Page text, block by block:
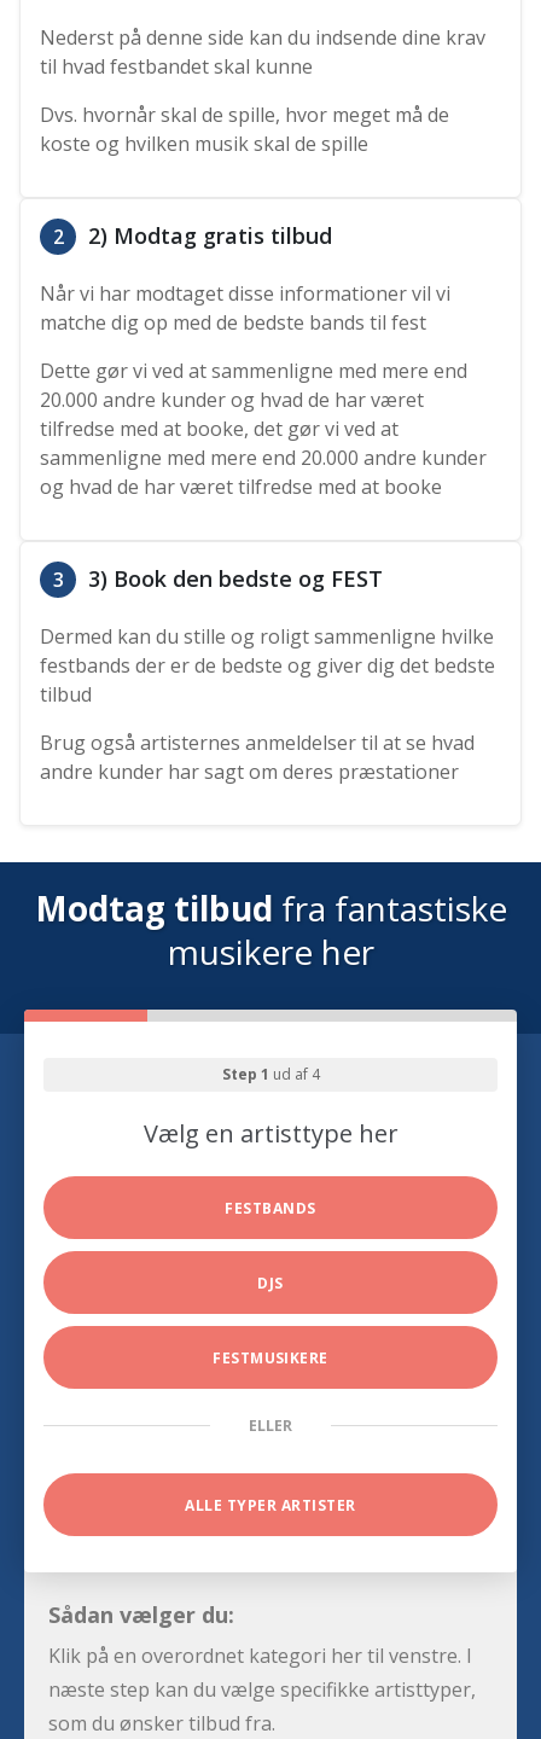
Nederst på denne side kan du indsende dine krav
til hvad festbandet skal kunne
Dvs. hvornår skal de spille, hvor meget må de
koste og hvilken musik skal de spille
2 2) Modtag gratis tilbud
Når vi har modtaget disse informationer vil vi
matche dig op med de bedste bands til fest
Dette gør vi ved at sammenligne med mere end
20.000 andre kunder og hvad de har været
tilfredse med at booke, det gør vi ved at
sammenligne med mere end 20.000 andre kunder
og hvad de har været tilfredse med at booke
3 3) Book den bedste og FEST
Dermed kan du stille og roligt sammenligne hvilke
festbands der er de bedste og giver dig det bedste
tilbud
Brug også artisternes anmeldelser til at se hvad
andre kunder har sagt om deres præstationer
Modtag tilbud fra fantastiske
musikere her
Step 1 ud af 4
Vælg en artisttype her
FESTBANDS
DJS
FESTMUSIKERE
ELLER
ALLE TYPER ARTISTER
Sådan vælger du:
Klik på en overordnet kategori her til venstre. I
næste step kan du vælge specifikke artisttyper,
som du ønsker tilbud fra.